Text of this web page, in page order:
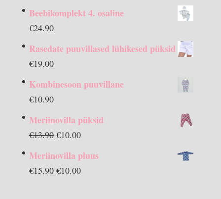
Beebikomplekt 4. osaline
€24.90
Rasedate puuvillased lühikesed püksid
€19.00
Kombinesoon puuvillane
€10.90
Meriinovilla püksid
€13.90 Algne
€10.00Praegune
on:
Meriinovilla pluus
€15.90 Algne
€10.00Praegune